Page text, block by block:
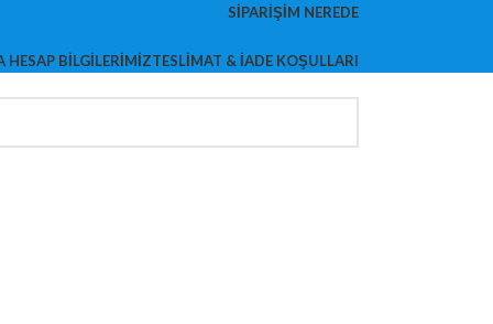
SIPARIŞIM NEREDE
HESAP BILGILERIMIZTESLIMAT & İADE KOŞULLARI